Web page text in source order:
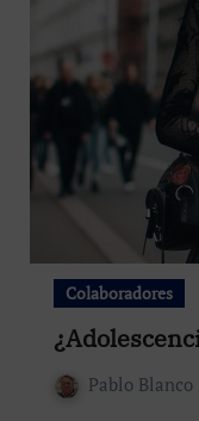
Colaboradores
Pablo Blanco